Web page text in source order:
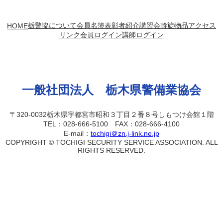
HOME栃警協について会員名簿表彰者紹介講習会斡旋物品アクセス
リンク会員ログイン講師ログイン
一般社団法人 栃木県警備業協会
〒320-0032栃木県宇都宮市昭和３丁目２番８号しもつけ会館１階
TEL：028-666-5100 FAX：028-666-4100
E-mail： tochigi＠zn.j-link.ne.jp
COPYRIGHT © TOCHIGI SECURITY SERVICE ASSOCIATION. ALL
RIGHTS RESERVED.